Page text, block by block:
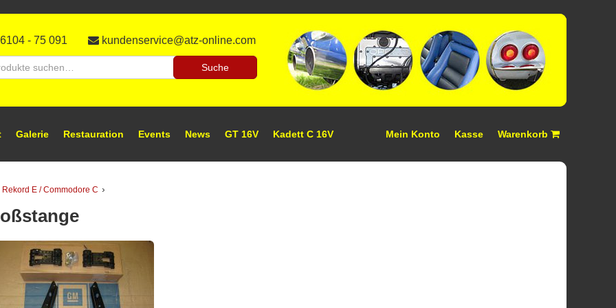
- 75 091 kundenservice@atz-online.com
Suche
Galerie Restauration Events News GT 16V Kadett C 16V Mein Konto Kasse Warenkorb
Rekord E / Commodore C ›